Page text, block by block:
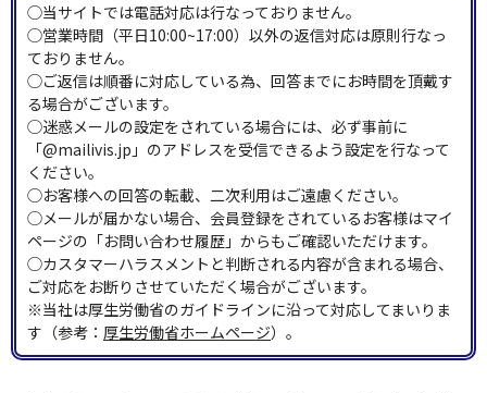
◯当サイトでは電話対応は行なっておりません。
◯営業時間（平日10:00~17:00）以外の返信対応は原則行なっ
ておりません。
◯ご返信は順番に対応している為、回答までにお時間を頂戴す
る場合がございます。
◯迷惑メールの設定をされている場合には、必ず事前に
「@mailivis.jp」のアドレスを受信できるよう設定を行なって
ください。
◯お客様への回答の転載、二次利用はご遠慮ください。
◯メールが届かない場合、会員登録をされているお客様はマイ
ページの「お問い合わせ履歴」からもご確認いただけます。
◯カスタマーハラスメントと判断される内容が含まれる場合、
ご対応をお断りさせていただく場合がございます。
※当社は厚生労働省のガイドラインに沿って対応してまいりま
す（参考： 厚生労働省ホームページ）。